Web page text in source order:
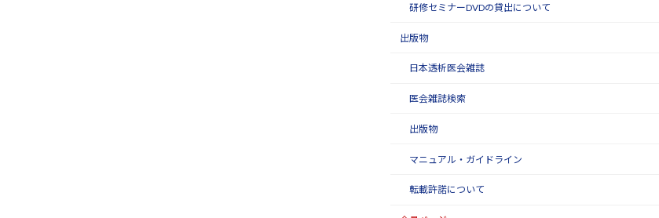
研修セミナーDVDの貸出について
出版物
日本透析医会雑誌
医会雑誌検索
出版物
マニュアル・ガイドライン
転載許諾について